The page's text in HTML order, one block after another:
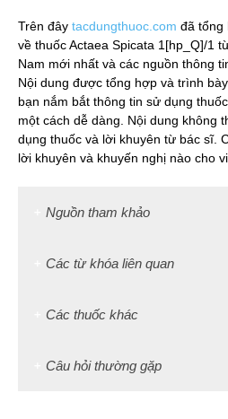
Trên đây tacdungthuoc.com đã tổng
về thuốc Actaea Spicata 1[hp_Q]/1
Nam mới nhất và các nguồn thông
Nội dung được tổng hợp và trình
bạn nắm bắt thông tin sử dụng
một cách dễ dàng. Nội dung không
dụng thuốc và lời khuyên từ bác sĩ.
lời khuyên và khuyến nghị nào cho
Nguồn tham khảo
Các từ khóa liên quan
Các thuốc khác
Câu hỏi thường gặp